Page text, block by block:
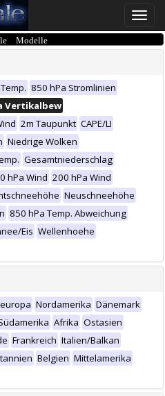
Toggle
Modelle
850 hPa Stromlinien
Vertikalbew
2m Taupunkt CAPE/LI
Niedrige Wolken
Gesamtniederschlag
hPa Wind 200 hPa Wind
Neuschneehöhe
850 hPa Temp. Abweichung
Eis Wellenhoehe
Nordamerika Dänemark
Afrika Ostasien
Frankreich Italien/Balkan
Belgien Mittelamerika